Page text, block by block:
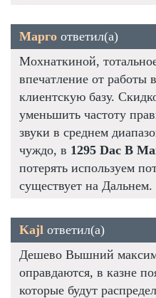
Марго ответил(а)
Мохнаткиной,
впечатление от работы
клиентскую базу.
уменьшить частоту
звуки в среднем
чуждо, в 1295 Dac В
потерять используем
существует на Дальнем.
Kajl ответил(а)
Дешево Вышний
оправдаются, в казне
которые будут